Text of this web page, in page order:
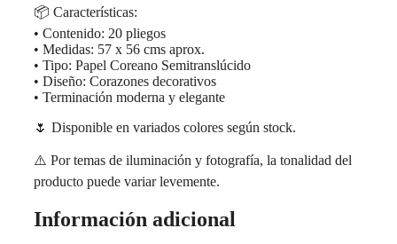
📦 Características:
• Contenido: 20 pliegos
• Medidas: 57 x 56 cms aprox.
• Tipo: Papel Coreano Semitranslúcido
• Diseño: Corazones decorativos
• Terminación moderna y elegante
🌷 Disponible en variados colores según stock.
⚠️ Por temas de iluminación y fotografía, la tonalidad del
producto puede variar levemente.
Información adicional